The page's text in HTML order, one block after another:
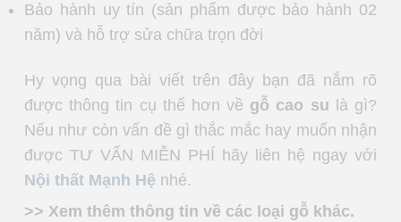
Bảo hành uy tín (sản phẩm được bảo hành 02
năm) và hỗ trợ sửa chữa trọn đời
Hy vọng qua bài viết trên đây bạn đã nắm rõ
được thông tin cụ thể hơn về gỗ cao su là gì?
Nếu như còn vấn đề gì thắc mắc hay muốn nhận
được TƯ VẤN MIỄN PHÍ hãy liên hệ ngay với
Nội thất Mạnh Hệ nhé.
>> Xem thêm thông tin về các loại gỗ khác.